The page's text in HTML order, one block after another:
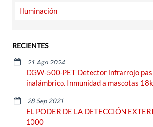
Iluminación
RECIENTES
21 Ago 2024
DGW-500-PET Detector infrarrojo
inalámbrico. Inmunidad a mascotas
28 Sep 2021
EL PODER DE LA DETECCIÓN
1000